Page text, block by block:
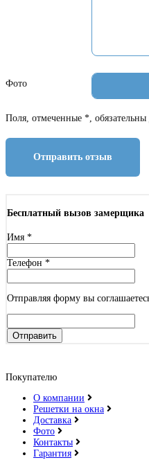
Фото
Поля, отмеченные *, обязательны
Отправить отзыв
Бесплатный вызов замерщика
Имя *
Телефон *
Отправляя форму вы
Отправить
Покупателю
О компании
Решетки на окна
Доставка
Фото
Контакты
Гарантия